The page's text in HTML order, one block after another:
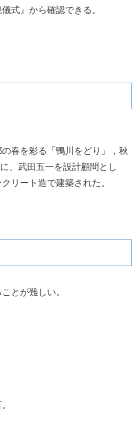
式』から確認できる。
春を彩る「鴨川をどり」，秋
、武田五一を設計顧問とし
リート造で建築された。
とが難しい。